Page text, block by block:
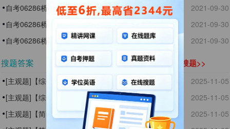
自考06286桥涵水文模拟试题5题库
2021-09-30
自考06286桥涵水文模拟试题4题库
2021-09-30
自考06286桥涵水文模拟试题3题库
2021-09-30
搜题答案 立即搜题>>
[主观题]【综合应用计算题】某桥跨越次稳定性河段，
设计流量Q,=8470m3/s，河槽流量Q.-8060m3/s，河槽
宽度B=300m，试按河槽宽度公式计算桥孔净长L。【原
2025-11-05
[主观题]【综合应用计算题】如图所示为一长方形平面
闸门，高3m，宽2m，上游水位高出门顶3m，下游水位
2025-11-05
[主观题]【简答题】简述桥面标高的影响因素。
2025-11-05